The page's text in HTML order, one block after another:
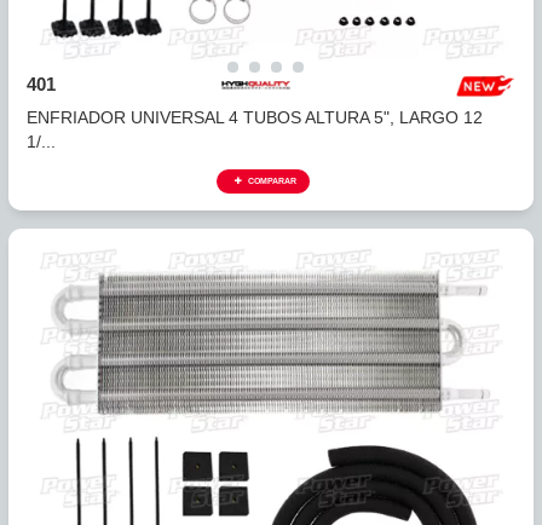
334491
ENFRIADOR DE ACEITE TRANSMISION HONDA ACCORD
6C...
COMPARAR
UNIVERSALES